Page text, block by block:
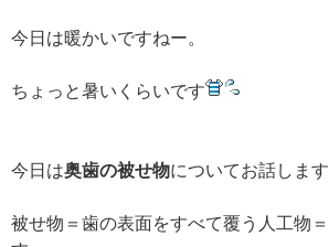
今日は暖かいですねー。
ちょっと暑いくらいです
今日は奥歯の被せ物についてお話します
被せ物＝歯の表面をすべて覆う人工物＝